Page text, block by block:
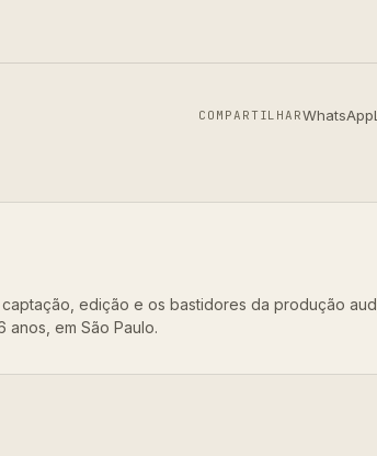
COMPARTILHARWhatsApp
edição e os bastidores da produção
anos, em São Paulo.